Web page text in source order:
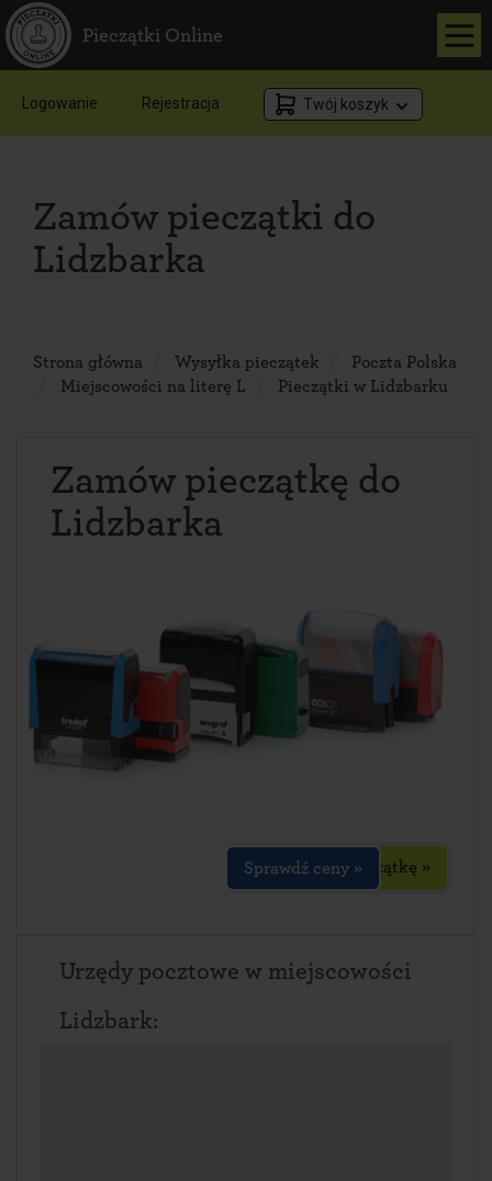
Pieczątki Online
Logowanie Rejestracja Twój koszyk
Zamów pieczątki do
Lidzbarka
Strona główna Wysyłka pieczątek
Poczta Polska
Miejscowości na literę L
Pieczątki w Lidzbarku
Zamów pieczątkę do
Lidzbarka
Zaprojektuj pieczątkę »
Sprawdź ceny »
Urzędy pocztowe w miejscowości
Lidzbark: